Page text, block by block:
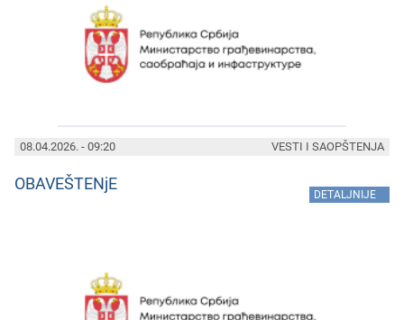
08.04.2026. - 09:20
OBAVEŠTENjE
DETALJNIJE
VESTI I SAOPŠTENJA